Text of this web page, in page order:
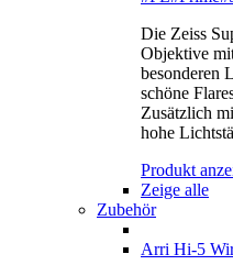
Die Zeiss
Objektive
besonderen
schöne
Zusätzlich
hohe
Produkt
Zeige alle
Zubehör
Arri Hi-5